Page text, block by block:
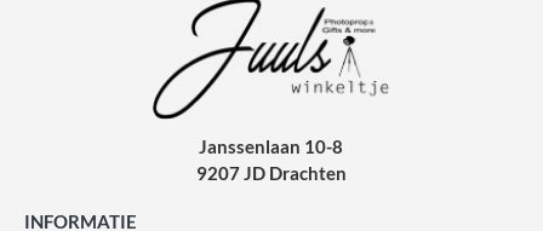
Janssenlaan 10-8
9207 JD Drachten
INFORMATIE